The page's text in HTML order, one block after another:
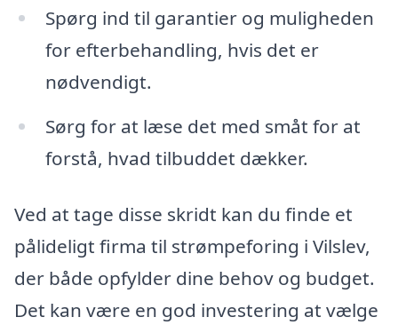
Spørg ind til garantier og muligheden
for efterbehandling, hvis det er
nødvendigt.
Sørg for at læse det med småt for at
forstå, hvad tilbuddet dækker.
Ved at tage disse skridt kan du finde et
pålideligt firma til strømpeforing i Vilslev,
der både opfylder dine behov og budget.
Det kan være en god investering at vælge